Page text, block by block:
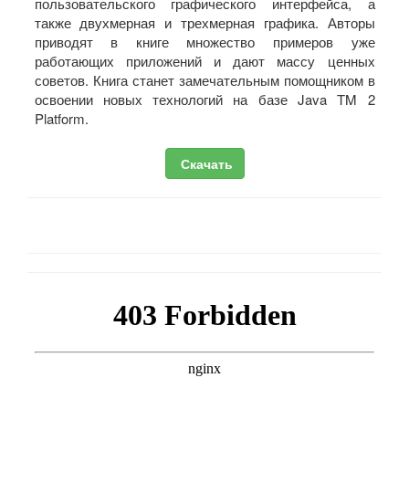
также двухмерная и трехмерная графика. Авторы
приводят в книге множество примеров уже
работающих приложений и дают массу ценных
советов. Книга станет замечательным помощником в
освоении новых технологий на базе Java TM 2
Platform.
Скачать